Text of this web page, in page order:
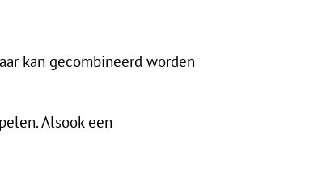
kan gecombineerd worden
Alsook een